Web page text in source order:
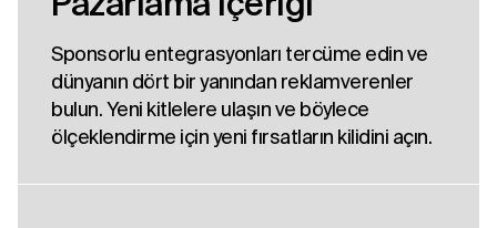
Sponsorlu entegrasyonları tercüme edin ve
dünyanın dört bir yanından reklamverenler
bulun. Yeni kitlelere ulaşın ve böylece
ölçeklendirme için yeni fırsatların kilidini açın.